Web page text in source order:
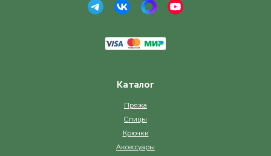
Каталог
Пряжа
Спицы
Крючки
Аксессуары